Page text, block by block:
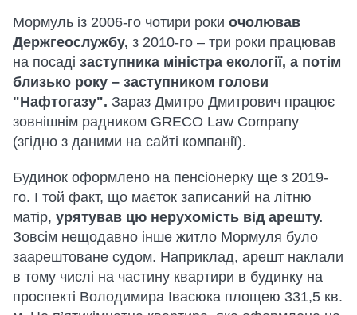
Мормуль із 2006-го чотири роки очолював
Держгеослужбу, з 2010-го – три роки працював
на посаді заступника міністра екології, а потім
близько року – заступником голови
"Нафтогазу". Зараз Дмитро Дмитрович працює
зовнішнім радником GRECO Law Company
(згідно з даними на сайті компанії).
Будинок оформлено на пенсіонерку ще з 2019-
го. І той факт, що маєток записаний на літню
матір, урятував цю нерухомість від арешту.
Зовсім нещодавно інше житло Мормуля було
заарештоване судом. Наприклад, арешт наклали
в тому числі на частину квартири в будинку на
проспекті Володимира Івасюка площею 331,5 кв.